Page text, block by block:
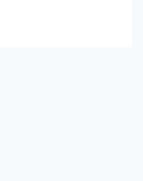
papa comenzará